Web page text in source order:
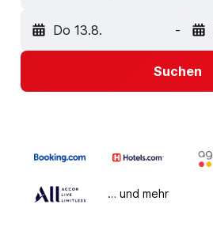
Do 13.8. -
Suchen
… und mehr